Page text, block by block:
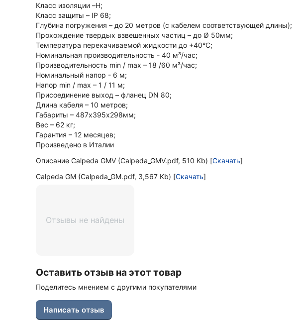
Класс изоляции –H;
Класс защиты – IP 68;
Глубина погружения – до 20 метров (с кабелем соответствующей длины);
Прохождение твердых взвешенных частиц – до Ø 50мм;
Температура перекачиваемой жидкости до +40°С;
Номинальная производительность - 40 м³/час;
Производительность min / max – 18 /60 м³/час;
Номинальный напор - 6 м;
Напор min / max – 1 / 11 м;
Присоединение выход – фланец DN 80;
Длина кабеля – 10 метров;
Габариты – 487х395х298мм;
Вес – 62 кг;
Гарантия – 12 месяцев;
Произведено в Италии
Описание Calpeda GMV (Calpeda_GMV.pdf, 510 Kb) [Скачать]
Calpeda GM (Calpeda_GM.pdf, 3,567 Kb) [Скачать]
Отзывы не найдены
Оставить отзыв на этот товар
Поделитесь мнением с другими покупателями
Написать отзыв